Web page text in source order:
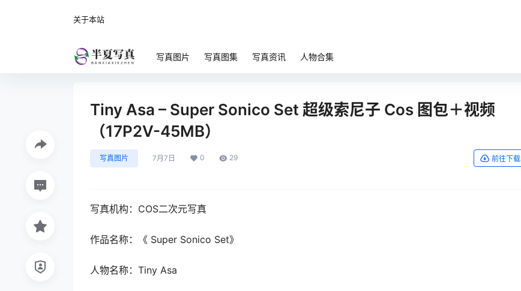
关于本站
写真图片 写真图集 写真资讯 人物合集
Tiny Asa – Super Sonico Set 超级索尼子 Cos 图包＋视频
（17P2V-45MB）
写真图片 7月7日 0 29 前往下载
写真机构：COS二次元写真
作品名称：《 Super Sonico Set》
人物名称：Tiny Asa